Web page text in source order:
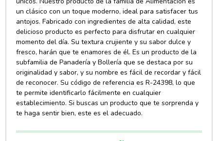
un clásico con un toque moderno, ideal para satisfacer tus
antojos. Fabricado con ingredientes de alta calidad, este
delicioso producto es perfecto para disfrutar en cualquier
momento del día. Su textura crujiente y su sabor dulce y
fresco, harán que te enamores de él. Es un producto de la
subfamilia de Panadería y Bollería que se destaca por su
originalidad y sabor, y su nombre es fácil de recordar y fácil
de reconocer. Su código de referencia es R-24398, lo que
te permite identificarlo fácilmente en cualquier
establecimiento. Si buscas un producto que te sorprenda y
te haga sentir bien, este es el adecuado.